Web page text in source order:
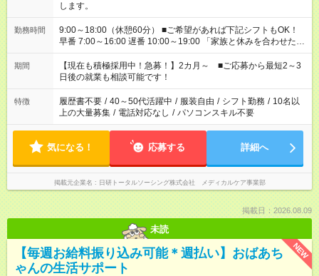
します。
勤務時間
9:00～18:00（休憩60分） ■ご希望があれば下記シフトもOK！
早番 7:00～16:00 遅番 10:00～19:00 「家族と休みを合わせた
い」 「余裕を持って夕飯の準備がしたい」 「できれば残業はし
たくない」 など、ご希望を教えてくださいね。 ※Wワーク希望
の方へ 今ご覧のお仕事で希望する勤務時間と、もう1つのお仕事
の勤務時間。 合計で週40時間を超える場合は応募できません。
期間
【現在も積極採用中！急募！】2カ月～ ■ご応募から最短2～3
日後の就業も相談可能です！
特徴 履歴書不要 / 40～50代活躍中 / 服装自由 / シフト勤務 / 10名以
上の大量募集 / 電話対応なし / パソコンスキル不要
気になる！ 応募する 詳細へ
掲載元企業名 日研トータルソーシング株式会社 メディカルケア事業部
掲載日：2026.08.09
未読
NEW
【毎週お給料振り込み可能＊週払い】おばあち
ゃんの生活サポート